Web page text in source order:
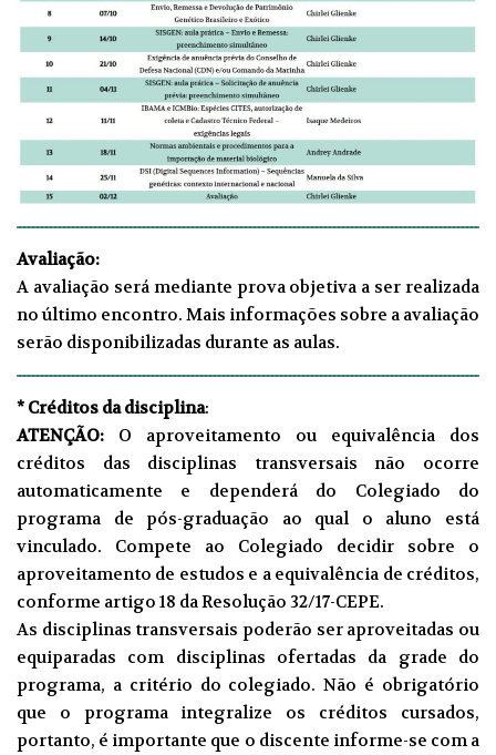
Avaliação:
A avaliação será mediante prova objetiva a ser realizada
no último encontro. Mais informações sobre a avaliação
serão disponibilizadas durante as aulas.
* Créditos da disciplina:
ATENÇÃO: O aproveitamento ou equivalência dos
créditos das disciplinas transversais não ocorre
automaticamente e dependerá do Colegiado do
programa de pós-graduação ao qual o aluno está
vinculado. Compete ao Colegiado decidir sobre o
aproveitamento de estudos e a equivalência de créditos,
conforme artigo 18 daResolução 32/17-CEPE.
As disciplinas transversais poderão ser aproveitadas ou
equiparadas com disciplinas ofertadas da grade do
programa, a critério do colegiado. Não é obrigatório
que o programa integralize os créditos cursados,
portanto, é importante que o discente informe-se com a